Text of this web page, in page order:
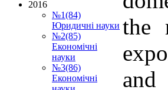
the
and
2016
№1(84)
Юридичні науки
№2(85)
Економічні
науки
№3(86)
Економічні